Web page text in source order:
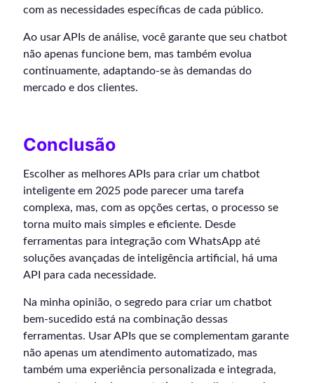
com as necessidades específicas de cada público.
Ao usar APIs de análise, você garante que seu chatbot
não apenas funcione bem, mas também evolua
continuamente, adaptando-se às demandas do
mercado e dos clientes.
Conclusão
Escolher as melhores APIs para criar um chatbot
inteligente em 2025 pode parecer uma tarefa
complexa, mas, com as opções certas, o processo se
torna muito mais simples e eficiente. Desde
ferramentas para integração com WhatsApp até
soluções avançadas de inteligência artificial, há uma
API para cada necessidade.
Na minha opinião, o segredo para criar um chatbot
bem-sucedido está na combinação dessas
ferramentas. Usar APIs que se complementam garante
não apenas um atendimento automatizado, mas
também uma experiência personalizada e integrada,